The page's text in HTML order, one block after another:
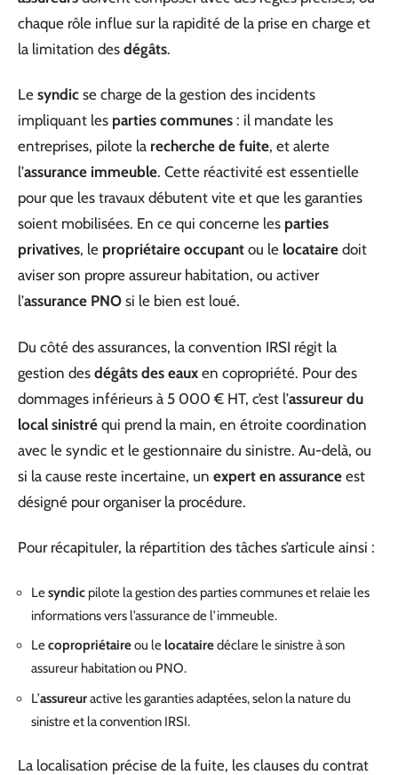
chaque rôle influe sur la rapidité de la prise en charge et
la limitation des dégâts.
Le syndic se charge de la gestion des incidents
impliquant les parties communes : il mandate les
entreprises, pilote la recherche de fuite, et alerte
l’assurance immeuble. Cette réactivité est essentielle
pour que les travaux débutent vite et que les garanties
soient mobilisées. En ce qui concerne les parties
privatives, le propriétaire occupant ou le locataire doit
aviser son propre assureur habitation, ou activer
l’assurance PNO si le bien est loué.
Du côté des assurances, la convention IRSI régit la
gestion des dégâts des eaux en copropriété. Pour des
dommages inférieurs à 5 000 € HT, c’est l’assureur du
local sinistré qui prend la main, en étroite coordination
avec le syndic et le gestionnaire du sinistre. Au-delà, ou
si la cause reste incertaine, un expert en assurance est
désigné pour organiser la procédure.
Pour récapituler, la répartition des tâches s’articule ainsi :
Lesyndic pilote la gestion des parties communes et relaie les
informations vers l’assurance de l’immeuble.
Lecopropriétaireou lelocatairedéclare le sinistre à son
assureur habitation ou PNO.
L’assureuractive les garanties adaptées, selon la nature du
sinistre et la convention IRSI.
La localisation précise de la fuite, les clauses du contrat